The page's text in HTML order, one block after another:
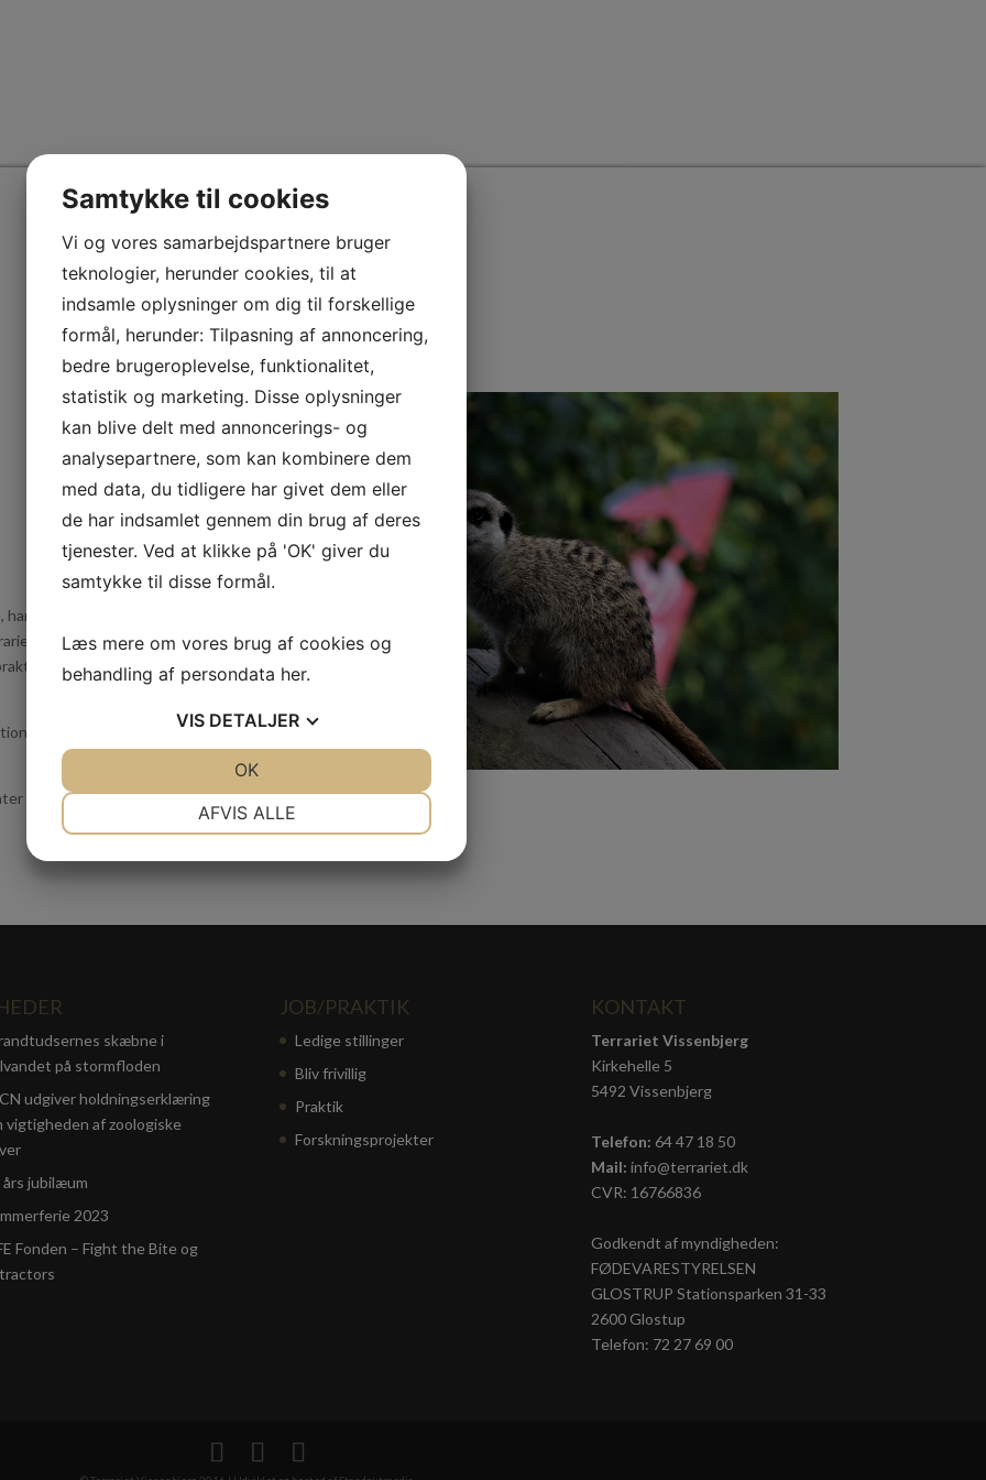
Praktik
du mulighed for at komme
hvis du kunne tænke
Vi glæder os meget til
har også mulighed for at
fra folkeskolen eller folk
skæbne i
på stormfloden
udgiver holdningserklæring
vigtigheden af zoologiske
års jubilæum
2023
Fonden – Fight the Bite og
JOB/PRAKTIK
Ledige stillinger
Bliv frivillig
Praktik
Forskningsprojekter
KONTAKT
Terrariet Vissenbjerg
Kirkehelle 5
5492 Vissenbjerg
Telefon: 64 47 18 50
Mail: info@terrariet.dk
CVR: 16766836
Godkendt af myndigheden:
FØDEVARESTYRELSEN
GLOSTRUP Stationsparken 31-33
2600 Glostup
Telefon: 72 27 69 00
Samtykke til cookies
Vi og vores samarbejdspartnere bruger
teknologier, herunder cookies, til at
indsamle oplysninger om dig til forskellige
formål, herunder: Tilpasning af annoncering,
bedre brugeroplevelse, funktionalitet,
statistik og marketing. Disse oplysninger
kan blive delt med annoncerings- og
analysepartnere, som kan kombinere dem
med data, du tidligere har givet dem eller
de har indsamlet gennem din brug af deres
tjenester. Ved at klikke på 'OK' giver du
samtykke til disse formål.
Læs mere om vores brug af cookies og
behandling af persondata her.
VIS DETALJER
AFVIS ALLE
OK